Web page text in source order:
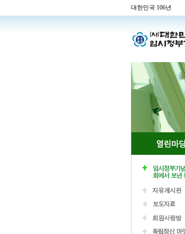
대한민국 106년